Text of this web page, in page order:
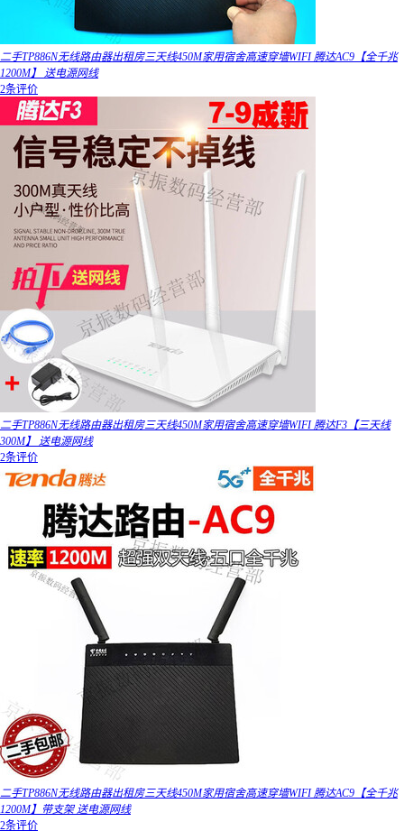
二手TP886N无线路由器出租房三天线450M家用宿舍高速穿墙WIFI 腾达AC9【全千兆
1200M】 送电源网线
2条评价
二手TP886N无线路由器出租房三天线450M家用宿舍高速穿墙WIFI 腾达F3【三天线
300M】 送电源网线
2条评价
二手TP886N无线路由器出租房三天线450M家用宿舍高速穿墙WIFI 腾达AC9【全千兆
1200M】带支架 送电源网线
2条评价